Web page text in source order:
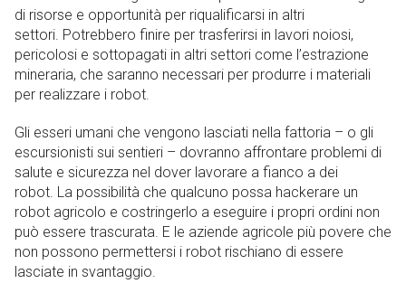
di risorse e opportunità per riqualificarsi in altri
settori. Potrebbero finire per trasferirsi in lavori noiosi,
pericolosi e sottopagati in altri settori come l’estrazione
mineraria, che saranno necessari per produrre i materiali
per realizzare i robot.
Gli esseri umani che vengono lasciati nella fattoria – o gli
escursionisti sui sentieri – dovranno affrontare problemi di
salute e sicurezza nel dover lavorare a fianco a dei
robot. La possibilità che qualcuno possa hackerare un
robot agricolo e costringerlo a eseguire i propri ordini non
può essere trascurata. E le aziende agricole più povere che
non possono permettersi i robot rischiano di essere
lasciate in svantaggio.